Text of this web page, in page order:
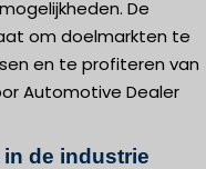
De
om doelmarkten te
en te profiteren van
Automotive Dealer
de industrie